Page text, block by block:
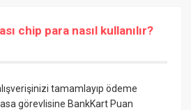
chip para nasıl kullanılır?
tamamlayıp ödeme
görevlisine BankKart Puan